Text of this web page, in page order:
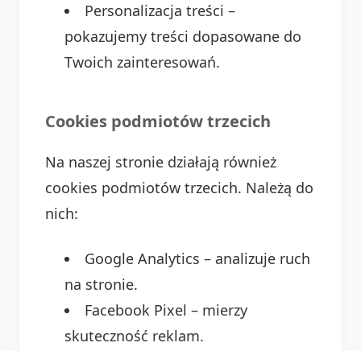
Personalizacja treści –
pokazujemy treści dopasowane do
Twoich zainteresowań.
Cookies podmiotów trzecich
Na naszej stronie działają również
cookies podmiotów trzecich. Należą do
nich:
Google Analytics – analizuje ruch
na stronie.
Facebook Pixel – mierzy
skuteczność reklam.